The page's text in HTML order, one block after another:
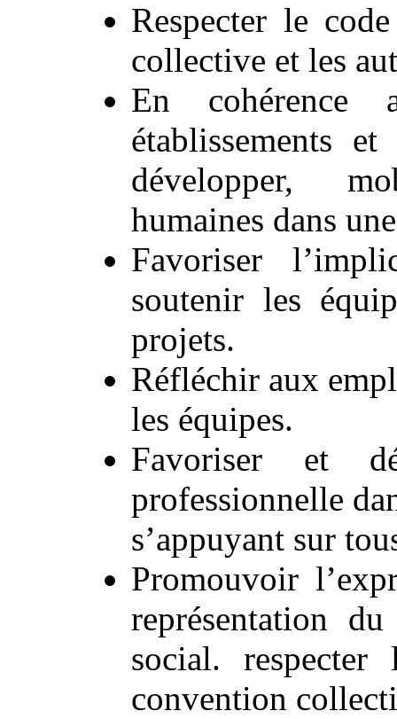
Respecter le
collective et les
En cohérence
établissements
développer,
humaines dans
Favoriser
soutenir les
projets.
Réfléchir aux
les équipes.
Favoriser et
professionnelle
s’appuyant sur
Promouvoir
représentation
social.
convention